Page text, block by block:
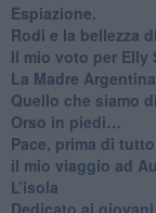
Espiazione.
Rodi e la bellezza
​Il mio voto per Elly
​La Madre Argentina
Quello che siamo
Orso in piedi…
​Pace, prima di tutto
​il mio viaggio ad
​L’isola
Dedicato ai